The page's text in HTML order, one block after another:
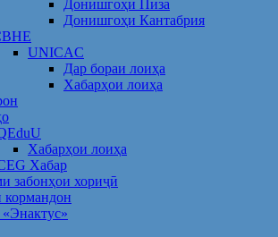
Донишгоҳи Пиза
Донишгоҳи Кантабрия
UNICAC
Дар бораи лоиҳа
Хабарҳои лоиҳа
Хабарҳои лоиҳа
Хабар
забонҳои хориҷӣ
кормандон
«Энактус»